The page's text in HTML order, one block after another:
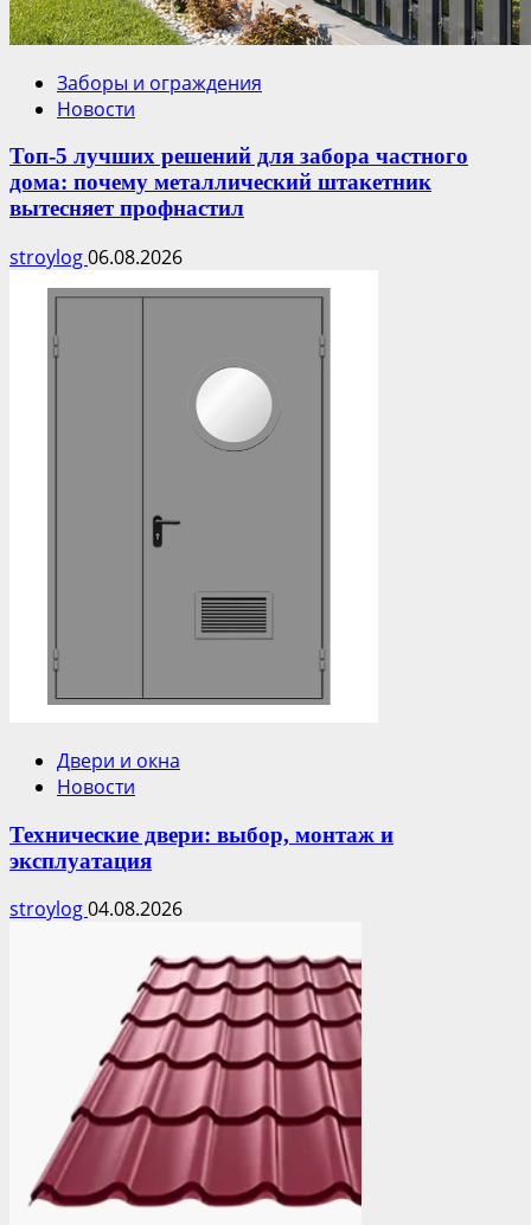
Заборы и ограждения
Новости
Топ-5 лучших решений для забора частного
дома: почему металлический штакетник
вытесняет профнастил
stroylog06.08.2026
Двери и окна
Новости
Технические двери: выбор, монтаж и
эксплуатация
stroylog04.08.2026